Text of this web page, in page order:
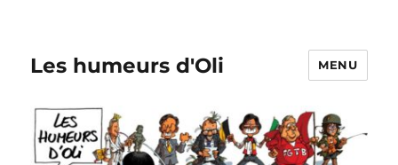
Les humeurs d'Oli MENU